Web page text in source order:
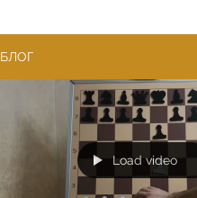
БЛОГ
Load video